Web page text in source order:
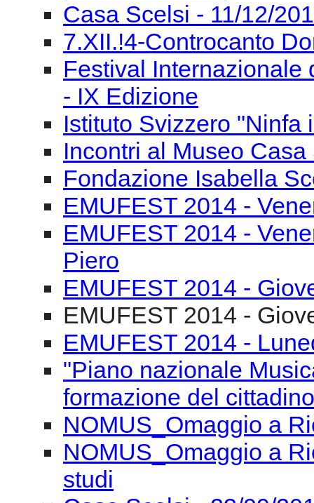
Casa Scelsi - 11/12/
7.XII.!4-Controcanto
Festival Internazionale
- IX Edizione
Istituto Svizzero "Ninfa
Incontri al Museo
Fondazione Isabella
EMUFEST 2014 -
EMUFEST 2014 -
Piero
EMUFEST 2014 -
EMUFEST 2014 -
EMUFEST 2014 -
"Piano nazionale
formazione del
NOMUS_Omaggio a
NOMUS_Omaggio a
studi